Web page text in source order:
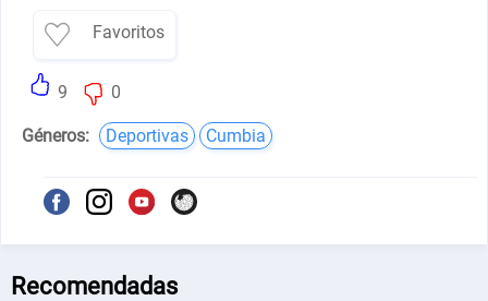
Favoritos
9 0
Géneros: Deportivas Cumbia
Recomendadas